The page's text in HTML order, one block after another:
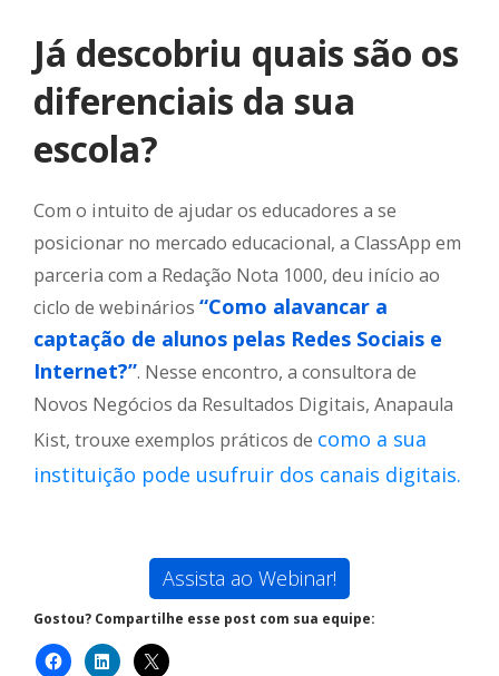
Já descobriu quais são os
diferenciais da sua
escola?
Com o intuito de ajudar os educadores a se
posicionar no mercado educacional, a ClassApp em
parceria com a Redação Nota 1000, deu início ao
ciclo de webinários “Como alavancar a
captação de alunos pelas Redes Sociais e
Internet?”. Nesse encontro, a consultora de
Novos Negócios da Resultados Digitais, Anapaula
Kist, trouxe exemplos práticos de como a sua
instituição pode usufruir dos canais digitais.
Assista ao Webinar!
Gostou? Compartilhe esse post com sua equipe: